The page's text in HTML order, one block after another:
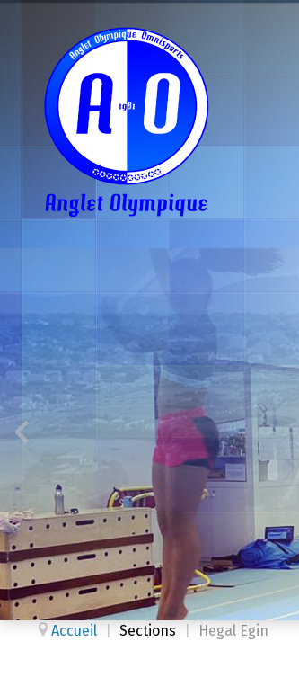
Accueil Sections Hegal Egin